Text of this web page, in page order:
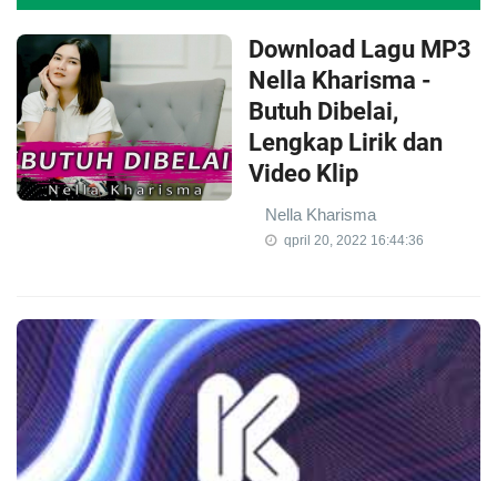
Download Lagu MP3
Nella Kharisma -
Butuh Dibelai,
Lengkap Lirik dan
Video Klip
Nella Kharisma
qpril 20, 2022 16:44:36